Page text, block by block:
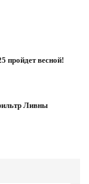
пройдет весной!
Ливны